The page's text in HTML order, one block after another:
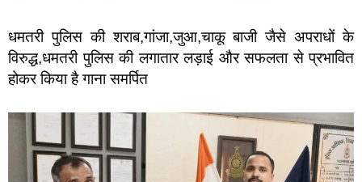
धमतरी पुलिस की शराब,गांजा,जुआ,चाकू बाजी जैसे अपराधों के
विरुद्ध,धमतरी पुलिस की लगातार लड़ाई और सफलता से प्रभावित
होकर किया है गाना समर्पित